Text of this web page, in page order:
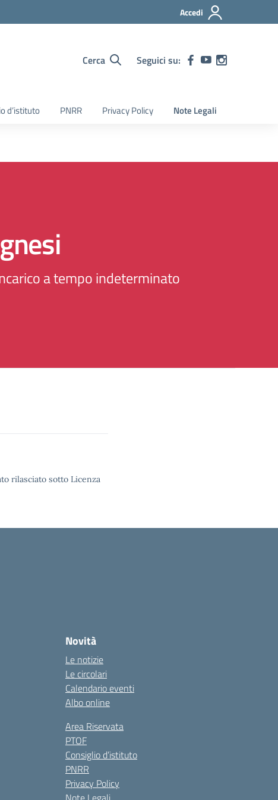
Accedi
Cerca Seguici su:
d’istituto PNRR Privacy Policy Note Legali
a tempo indeterminato
rilasciato sotto Licenza
Novità
Le notizie
Le circolari
Calendario eventi
Albo online
Area Riservata
PTOF
Consiglio d’istituto
PNRR
Privacy Policy